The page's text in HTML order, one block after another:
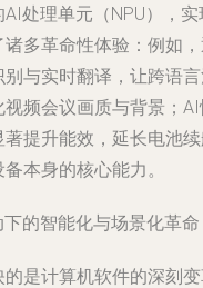
处理单元（NPU），
多革命性体验：例如
与实时翻译，让跨语
频会议画质与背景；
提升能效，延长电池
本身的核心能力。
的智能化与场景化革命
是计算机软件的深刻